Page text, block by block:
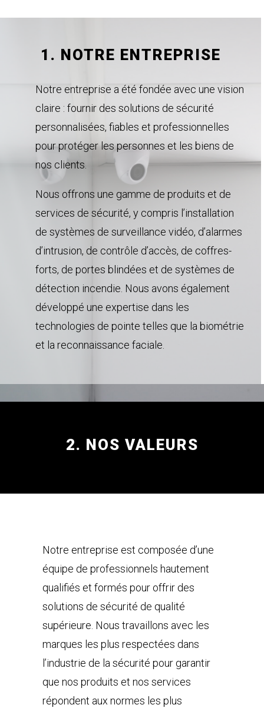
1. NOTRE ENTREPRISE
Notre entreprise a été fondée avec une vision
claire : fournir des solutions de sécurité
personnalisées, fiables et professionnelles
pour protéger les personnes et les biens de
nos clients.
Nous offrons une gamme de produits et de
services de sécurité, y compris l’installation
de systèmes de surveillance vidéo, d’alarmes
d’intrusion, de contrôle d’accès, de coffres-
forts, de portes blindées et de systèmes de
détection incendie. Nous avons également
développé une expertise dans les
technologies de pointe telles que la biométrie
et la reconnaissance faciale.
2. NOS VALEURS
Notre entreprise est composée d’une
équipe de professionnels hautement
qualifiés et formés pour offrir des
solutions de sécurité de qualité
supérieure. Nous travaillons avec les
marques les plus respectées dans
l’industrie de la sécurité pour garantir
que nos produits et nos services
répondent aux normes les plus